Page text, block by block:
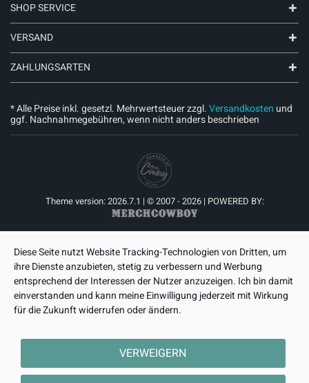
SHOP SERVICE
VERSAND
ZAHLUNGSARTEN
* Alle Preise inkl. gesetzl. Mehrwertsteuer zzgl.Versandkosten und
ggf. Nachnahmegebühren, wenn nicht anders beschrieben
Theme version: 2026.7.1 | © 2007 - 2026 | POWERED BY:
Diese Seite nutzt Website Tracking-Technologien von Dritten, um
ihre Dienste anzubieten, stetig zu verbessern und Werbung
entsprechend der Interessen der Nutzer anzuzeigen. Ich bin damit
einverstanden und kann meine Einwilligung jederzeit mit Wirkung
für die Zukunft widerrufen oder ändern.
VERWEIGERN